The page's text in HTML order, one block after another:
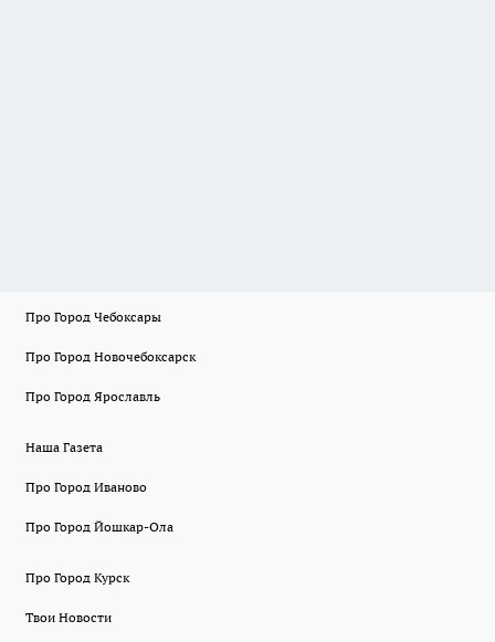
Про Город Чебоксары
Про Город Новочебоксарск
Про Город Ярославль
Наша Газета
Про Город Иваново
Про Город Йошкар-Ола
Про Город Курск
Твои Новости